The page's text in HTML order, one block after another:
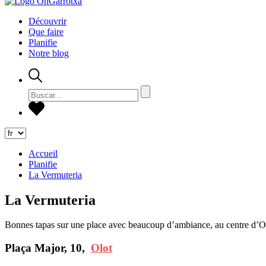
Découvrir
Que faire
Planifie
Notre blog
Accueil
Planifie
La Vermuteria
La Vermuteria
Bonnes tapas sur une place avec beaucoup d’ambiance, au centre
Plaça Major, 10, Olot